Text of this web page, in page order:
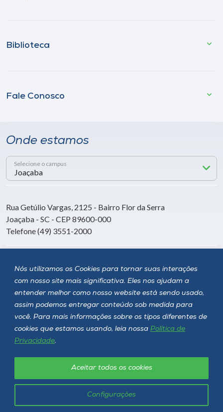
Nós utilizamos os Cookies para tornar suas interações
com nosso site mais significativa. Eles nos ajudam a
entender melhor como nosso website está sendo usado,
assim podemos entregar conteúdo sob medida para
você. Para mais informações sobre os tipos diferentes de
cookies que estamos usando, leia nossa Política de
Privacidade.
Configurações
Aceitar todos os cookies
Biblioteca
Fale Conosco
Onde estamos
Selecione o campus
Rua Getúlio Vargas, 2125 - Bairro Flor da Serra
Joaçaba - SC - CEP 89600-000
Telefone (49) 3551-2000
Siga a Unoesc
Unoesc © 2026 - Todos os direitos reservados
Política de privacidade LGPD